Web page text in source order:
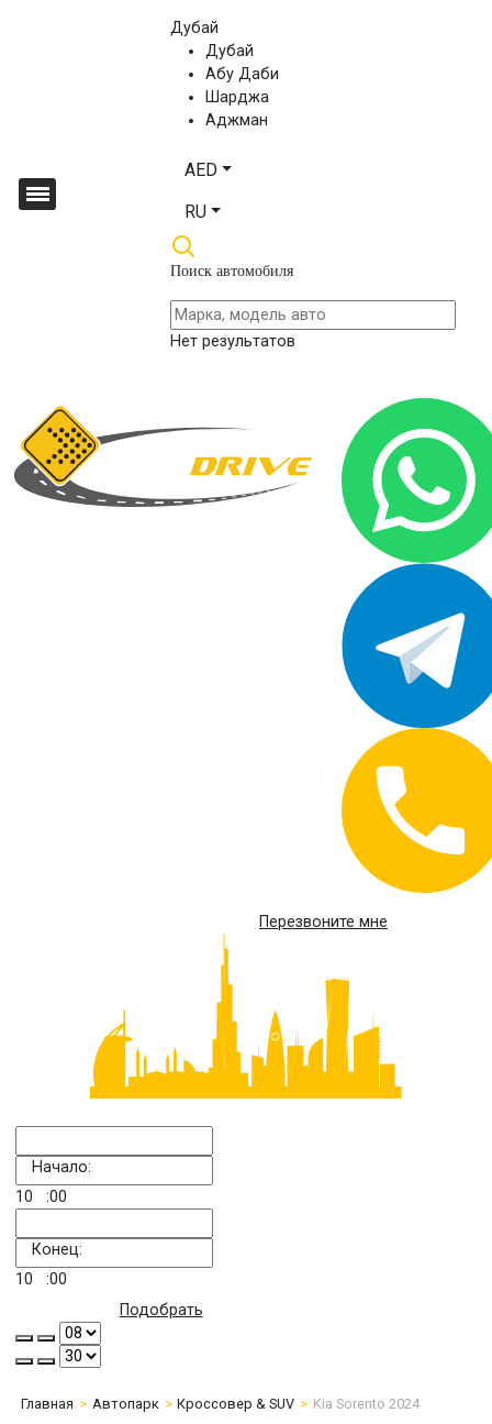
Дубай
Дубай
Абу Даби
Шарджа
Аджман
AED
RU
Поиск автомобиля
Нет результатов
Перезвоните мне
Начало:
10
:00
Конец:
10
:00
Подобрать
Главная Автопарк Кроссовер & SUV Kia Sorento 2024